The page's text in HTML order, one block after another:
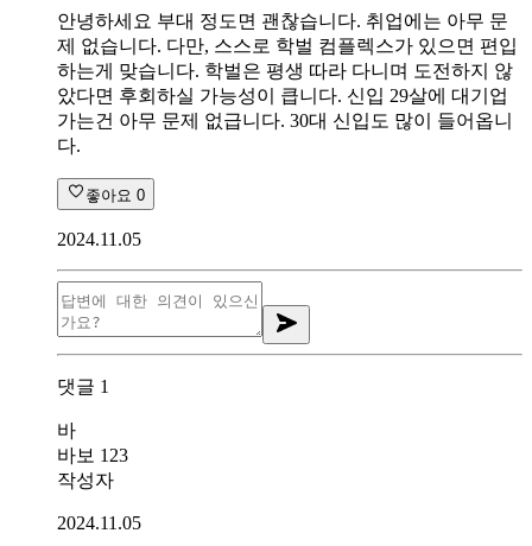
안녕하세요 부대 정도면 괜찮습니다. 취업에는 아무 문
제 없습니다. 다만, 스스로 학벌 컴플렉스가 있으면 편입
하는게 맞습니다. 학벌은 평생 따라 다니며 도전하지 않
았다면 후회하실 가능성이 큽니다. 신입 29살에 대기업
가는건 아무 문제 없급니다. 30대 신입도 많이 들어옵니
다.
좋아요 0
2024.11.05
댓글 1
바
바보 123
작성자
2024.11.05